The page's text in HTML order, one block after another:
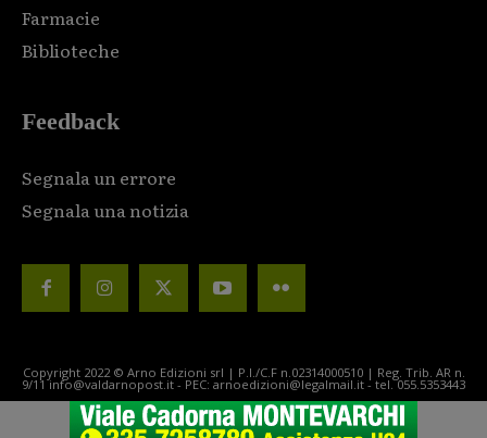
Farmacie
Biblioteche
Feedback
Segnala un errore
Segnala una notizia
Copyright 2022 © Arno Edizioni srl | P.I./C.F n.02314000510 | Reg. Trib. AR n.
9/11 info@valdarnopost.it - PEC: arnoedizioni@legalmail.it - tel. 055.5353443